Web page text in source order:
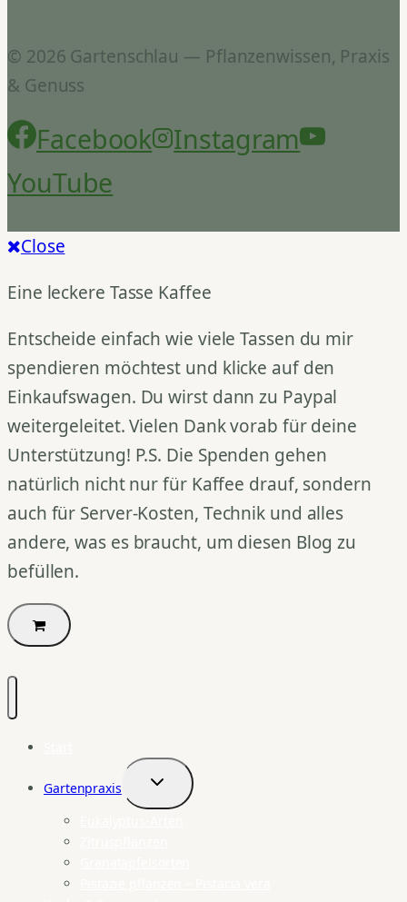
© 2026 Gartenschlau — Pflanzenwissen, Praxis
& Genuss
Facebook
Instagram
YouTube
Close
Eine leckere Tasse Kaffee
Entscheide einfach wie viele Tassen du mir
spendieren möchtest und klicke auf den
Einkaufswagen. Du wirst dann zu Paypal
weitergeleitet. Vielen Dank vorab für deine
Unterstützung! P.S. Die Spenden gehen
natürlich nicht nur für Kaffee drauf, sondern
auch für Server-Kosten, Technik und alles
andere, was es braucht, um diesen Blog zu
befüllen.
Gartenpraxis
Untermenü
umschalten